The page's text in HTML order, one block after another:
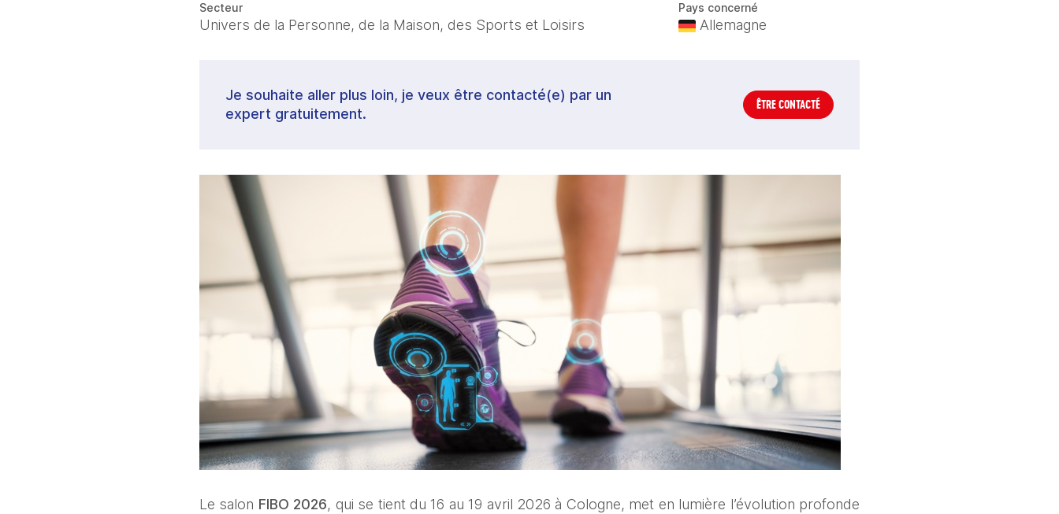
Secteur
Univers de la Personne, de la Maison, des Sports et Loisirs
Pays concerné
Allemagne
Je souhaite aller plus loin, je veux être contacté(e) par un
expert gratuitement.
ÊTRE CONTACTÉ
Le salon FIBO 2026, qui se tient du 16 au 19 avril 2026 à Cologne, met en lumière l’évolution profonde